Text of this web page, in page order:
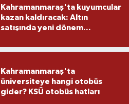
Kahramanmaraş'ta kuyumcular
kazan kaldıracak: Altın
satışında yeni dönem...
Kahramanmaraş'ta
üniversiteye hangi otobüs
gider? KSÜ otobüs hatları